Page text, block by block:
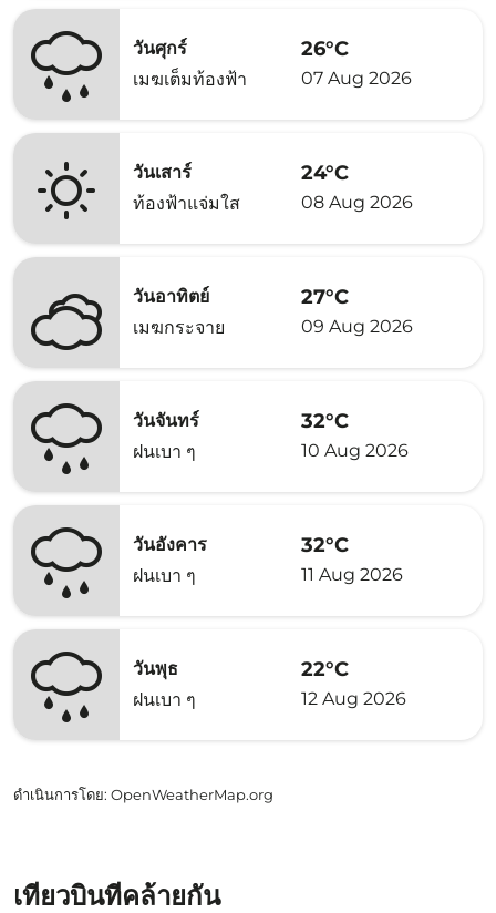
วันศุกร์
เมฆเต็มท้องฟ้า
26°C
07 Aug 2026
วันเสาร์
ท้องฟ้าแจ่มใส
24°C
08 Aug 2026
วันอาทิตย์
เมฆกระจาย
27°C
09 Aug 2026
วันจันทร์
ฝนเบา ๆ
32°C
10 Aug 2026
วันอังคาร
ฝนเบา ๆ
32°C
11 Aug 2026
วันพุธ
ฝนเบา ๆ
22°C
12 Aug 2026
ดำเนินการโดย: OpenWeatherMap.org
เที่ยวบินที่คล้ายกัน